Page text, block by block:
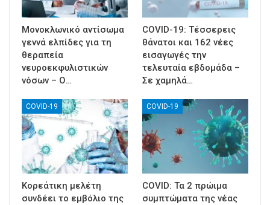
Μονοκλωνικό αντίσωμα
γεννά ελπίδες για τη
θεραπεία
νευροεκφυλιστικών
νόσων – Ο…
COVID-19: Τέσσερεις
θάνατοι και 162 νέες
εισαγωγές την
τελευταία εβδομάδα –
Σε χαμηλά…
COVID-19
Κορεάτικη μελέτη
συνδέει το εμβόλιο της
COVID-19
COVID: Τα 2 πρώιμα
συμπτώματα της νέας